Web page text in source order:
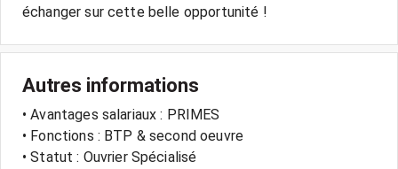
échanger sur cette belle opportunité !
Autres informations
• Avantages salariaux : PRIMES
• Fonctions : BTP & second oeuvre
• Statut : Ouvrier Spécialisé